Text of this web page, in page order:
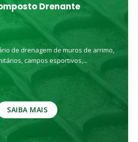
Drenante
de drenagem de muros de arrimo,
campos esportivos,...
SAIBA MAIS